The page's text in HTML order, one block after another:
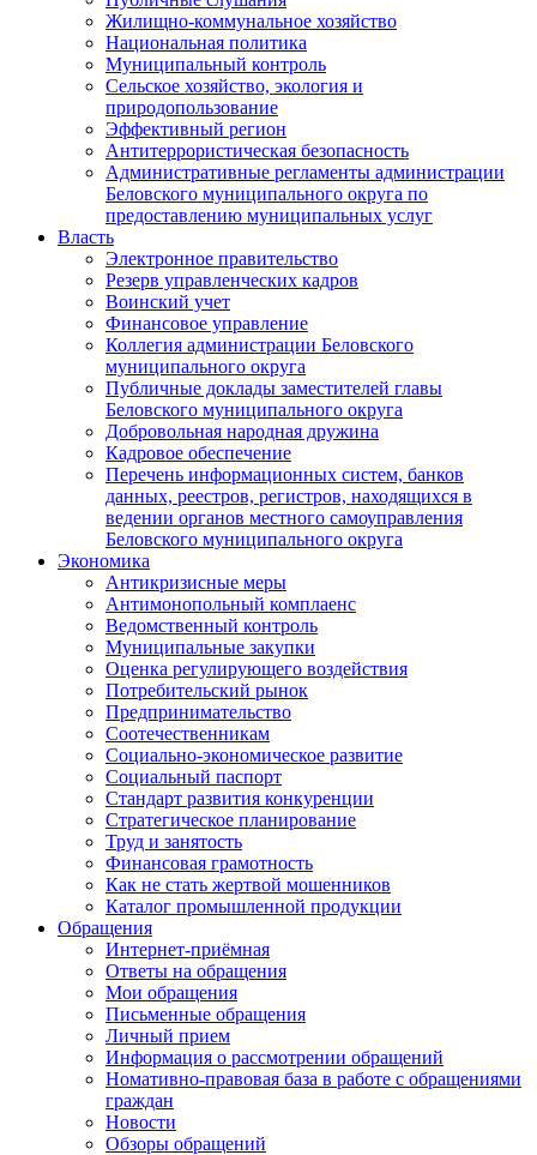
Жилищно-коммунальное хозяйство
Национальная политика
Муниципальный контроль
Сельское хозяйство, экология и
природопользование
Эффективный регион
Антитеррористическая безопасность
Административные регламенты администрации
Беловского муниципального округа по
предоставлению муниципальных услуг
Власть
Электронное правительство
Резерв управленческих кадров
Воинский учет
Финансовое управление
Коллегия администрации Беловского
муниципального округа
Публичные доклады заместителей главы
Беловского муниципального округа
Добровольная народная дружина
Кадровое обеспечение
Перечень информационных систем, банков
данных, реестров, регистров, находящихся в
ведении органов местного самоуправления
Беловского муниципального округа
Экономика
Антикризисные меры
Антимонопольный комплаенс
Ведомственный контроль
Муниципальные закупки
Оценка регулирующего воздействия
Потребительский рынок
Предпринимательство
Соотечественникам
Социально-экономическое развитие
Социальный паспорт
Стандарт развития конкуренции
Стратегическое планирование
Труд и занятость
Финансовая грамотность
Как не стать жертвой мошенников
Каталог промышленной продукции
Обращения
Интернет-приёмная
Ответы на обращения
Мои обращения
Письменные обращения
Личный прием
Информация о рассмотрении обращений
Номативно-правовая база в работе с обращениями
граждан
Новости
Обзоры обращений